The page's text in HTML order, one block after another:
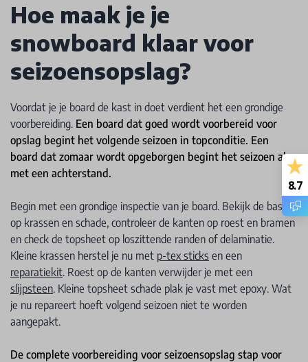
Hoe maak je je
snowboard klaar voor
seizoensopslag?
Voordat je je board de kast in doet verdient het een grondige
voorbereiding. Een board dat goed wordt voorbereid voor
opslag begint het volgende seizoen in topconditie. Een
board dat zomaar wordt opgeborgen begint het seizoen al
met een achterstand.
Begin met een grondige inspectie van je board. Bekijk de base
op krassen en schade, controleer de kanten op roest en bramen
en check de topsheet op loszittende randen of delaminatie.
Kleine krassen herstel je nu met p-tex sticks en een
reparatiekit. Roest op de kanten verwijder je met een
slijpsteen. Kleine topsheet schade plak je vast met epoxy. Wat
je nu repareert hoeft volgend seizoen niet te worden
aangepakt.
De complete voorbereiding voor seizoensopslag stap voor
8.7